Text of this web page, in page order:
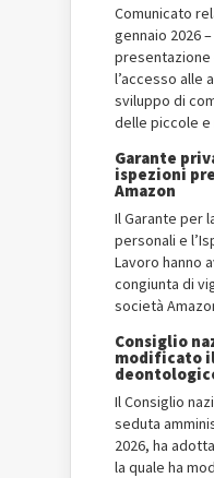
Comunicato
gennaio 2026
l’accesso alle
sviluppo di
delle piccole
Garante
ispezioni
Amazon
Il Garante per
personali e
Lavoro hanno
congiunta di
società
Consiglio
modificato
Il Consiglio
seduta
2026, ha
la quale ha